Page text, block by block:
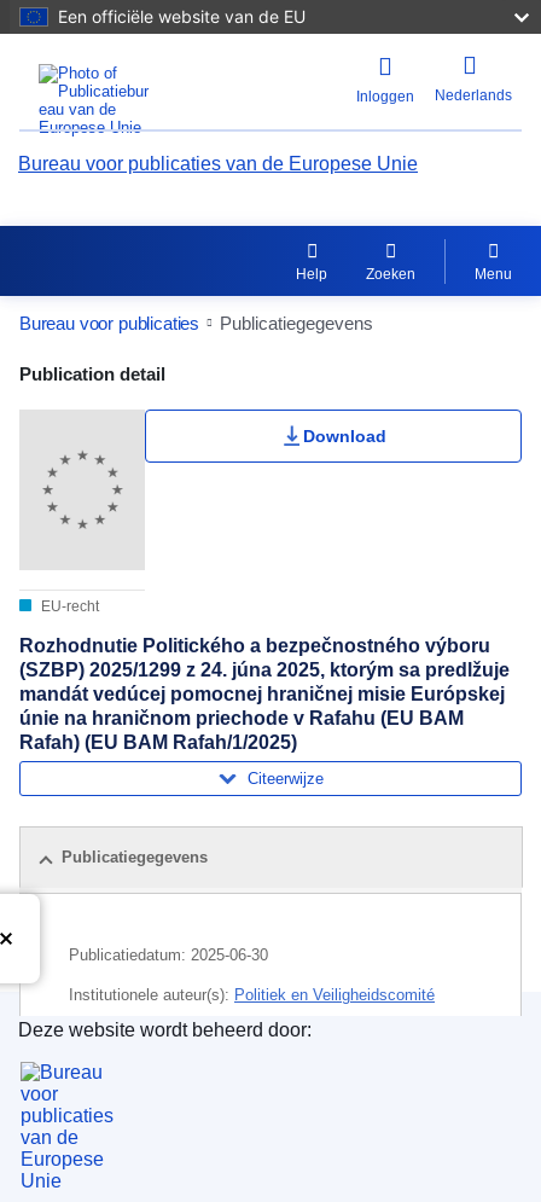
Een officiële website van de EU
Inloggen Nederlands
Bureau voor publicaties van de Europese Unie
Help Zoeken Menu
Bureau voor publicaties Publicatiegegevens
Publication Detail Actions Portlet
Publication detail
EU-recht
Download
Rozhodnutie Politického a bezpečnostného výboru
(SZBP) 2025/1299 z 24. júna 2025, ktorým sa predlžuje
mandát vedúcej pomocnej hraničnej misie Európskej
únie na hraničnom priechode v Rafahu (EU BAM
Rafah) (EU BAM Rafah/1/2025)
Citeerwijze
Publicatiegegevens
Publicatiedatum: 2025-06-30
Institutionele auteur(s): Politiek en Veiligheidscomité
(Raad van de Europese Unie)
Onderwerp:
samenwerking
CELEX : 32025D1299
Bureau voor publicaties van de Europese Unie
Deze website wordt beheerd door: